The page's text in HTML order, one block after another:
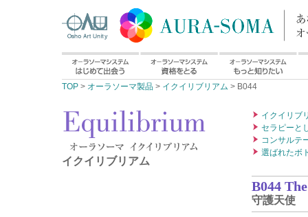
TOP > オーラソーマ製品 > イクイリブリアム > B044
イクイリブリアム
イクイリブ
セラピーと
コンサルテ
選ばれたボ
B044
守護天使